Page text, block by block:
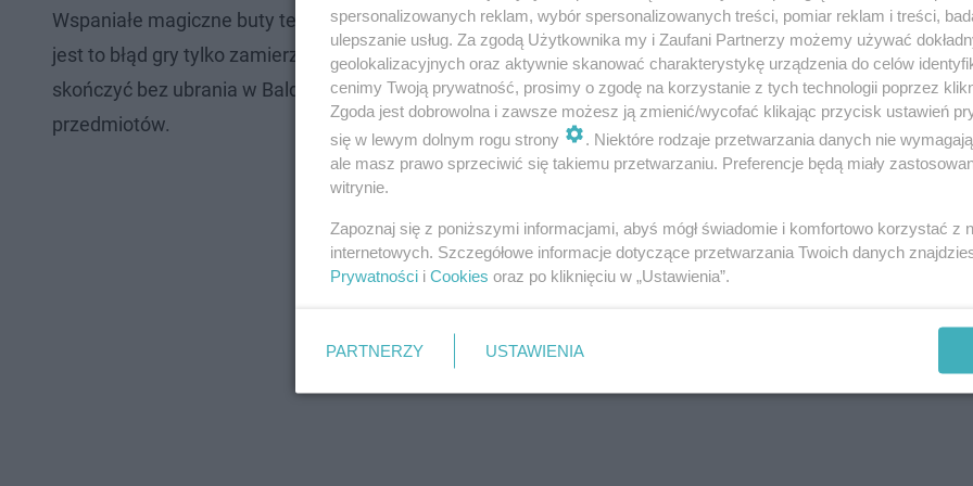
Wspaniałe magiczne buty teleportują naszego bohatera, ale przy okazji sprawiają, żeupuszcza on swoje
jest to błąd gry tylko zamierzone działanie twórców, którzy wprost zamieścili tę informację w opisie butów!
skończyć bez ubrania w Baldur's Gate 3? Nie zakładaj tych butów i dokładnie czytaj opisy innych
przedmiotów.
spersonalizowanych reklam, wybór spersonalizowanych treści, pomiar reklam i treści,
ulepszanie usług. Za zgodą Użytkownika my i Zaufani Partnerzy możemy używać
geolokalizacyjnych oraz aktywnie skanować charakterystykę urządzenia do celów
cenimy Twoją prywatność, prosimy o zgodę na korzystanie z tych technologii poprzez
Zgoda jest dobrowolna i zawsze możesz ją zmienić/wycofać klikając przycisk ustawień
się w lewym dolnym rogu strony
. Niektóre rodzaje przetwarzania danych nie
ale masz prawo sprzeciwić się takiemu przetwarzaniu. Preferencje będą miały
witrynie.
Zapoznaj się z poniższymi informacjami, abyś mógł świadomie i komfortowo korzystać z
internetowych. Szczegółowe informacje dotyczące przetwarzania Twoich danych
Prywatności i Cookies oraz po kliknięciu w „Ustawienia”.
PARTNERZY USTAWIENIA